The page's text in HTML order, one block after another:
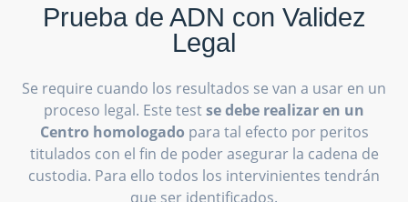
Prueba de ADN con Validez
Legal
Se require cuando los resultados se van a usar en un
proceso legal. Este testse debe realizar en un
Centro homologado para tal efecto por peritos
titulados con el fin de poder asegurar la cadena de
custodia. Para ello todos los intervinientes tendrán
que ser identificados.